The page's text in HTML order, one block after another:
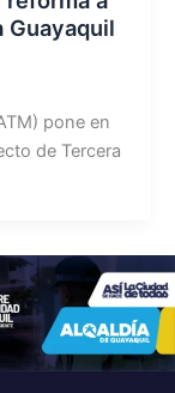
Guayaquil
pone en
de Tercera